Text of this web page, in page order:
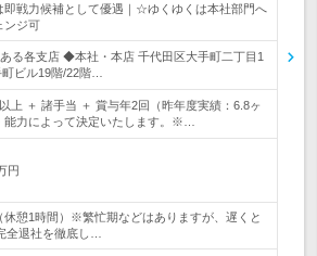
即戦力候補として優遇｜☆ゆくゆくは本社部門へ
ンジ可
る各支店 ◆本社・本店 千代田区大手町二丁目1
ビル19階/22階…
上 ＋ 諸手当 ＋ 賞与年2回（昨年度実績：6.8ヶ
力によって決定いたします。※…
円
休憩1時間）※繁忙期などはありますが、遅くと
全退社を徹底し…